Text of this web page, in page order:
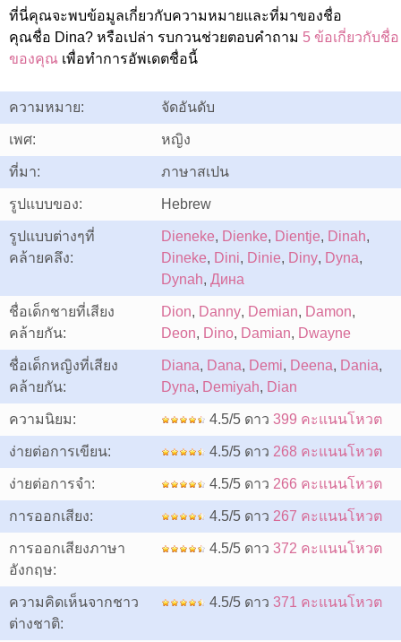
ที่นี่คุณจะพบข้อมูลเกี่ยวกับความหมายและที่มาของชื่อ
คุณชื่อ Dina? หรือเปล่า รบกวนช่วยตอบคำถาม 5 ข้อเกี่ยวกับชื่อ
ของคุณ เพื่อทำการอัพเดตชื่อนี้
ความหมาย: จัดอันดับ
เพศ: หญิง
ที่มา: ภาษาสเปน
รูปแบบของ: Hebrew
รูปแบบต่างๆที่
คล้ายคลึง:
Dieneke, Dienke, Dientje, Dinah,
Dineke, Dini, Dinie, Diny, Dyna,
Dynah, Дина
ชื่อเด็กชายที่เสียง
คล้ายกัน:
Dion, Danny, Demian, Damon,
Deon, Dino, Damian, Dwayne
ชื่อเด็กหญิงที่เสียง
คล้ายกัน:
Diana, Dana, Demi, Deena, Dania,
Dyna, Demiyah, Dian
ความนิยม: 4.5/5 ดาว 399 คะแนนโหวต
ง่ายต่อการเขียน: 4.5/5 ดาว 268 คะแนนโหวต
ง่ายต่อการจำ: 4.5/5 ดาว 266 คะแนนโหวต
การออกเสียง: 4.5/5 ดาว 267 คะแนนโหวต
การออกเสียงภาษา
อังกฤษ:
4.5/5 ดาว 372 คะแนนโหวต
ความคิดเห็นจากชาว
ต่างชาติ:
4.5/5 ดาว 371 คะแนนโหวต